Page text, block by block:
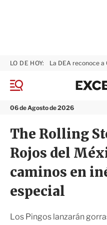
M
n
06 de Agosto de 2026
LO DE HOY: La DEA reconoce
The Rolling
Rojos del
caminos en
especial
Los Pingos lanzarán